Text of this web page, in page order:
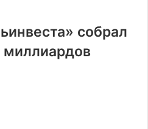
собрал
миллиардов